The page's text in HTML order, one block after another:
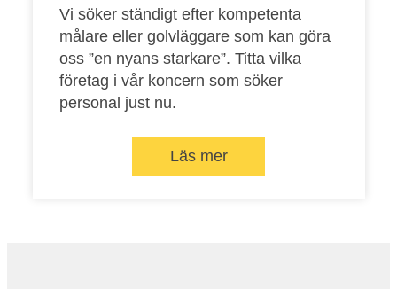
Vi söker ständigt efter kompetenta
målare eller golvläggare som kan göra
oss ”en nyans starkare”. Titta vilka
företag i vår koncern som söker
personal just nu.
Läs mer